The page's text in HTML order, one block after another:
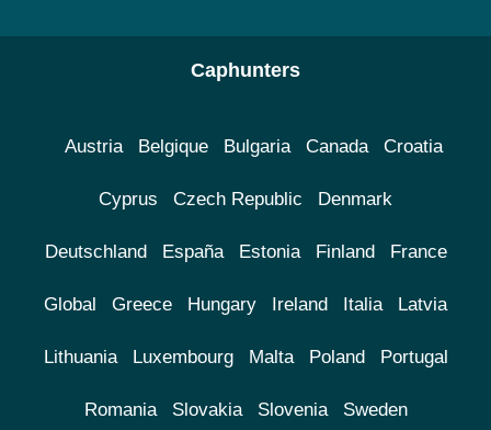
Caphunters
Austria Belgique Bulgaria Canada Croatia
Cyprus Czech Republic Denmark
Deutschland España Estonia Finland France
Global Greece Hungary Ireland Italia Latvia
Lithuania Luxembourg Malta Poland Portugal
Romania Slovakia Slovenia Sweden